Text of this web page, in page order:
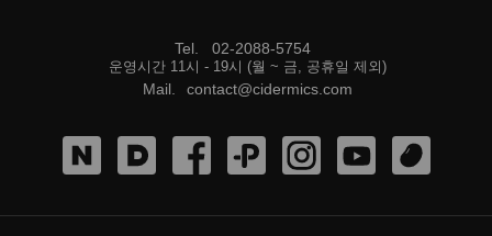
Tel 02-2088-5754
운영시간 11시 - 19시 (월 ~ 금, 공휴일 제외)
Mail contact@cidermics.com